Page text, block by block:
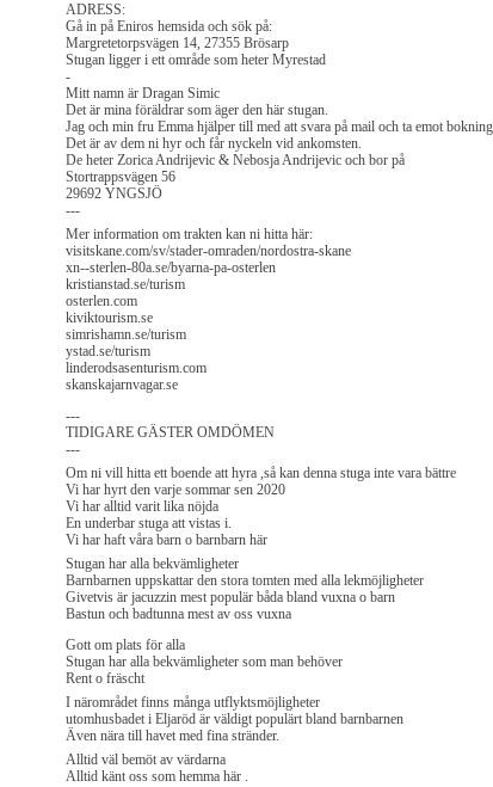
ADRESS:
Gå in på Eniros hemsida och sök på:
Margretetorpsvägen 14, 27355 Brösarp
Stugan ligger i ett område som heter Myrestad
-
Mitt namn är Dragan Simic
Det är mina föräldrar som äger den här stugan.
Jag och min fru Emma hjälper till med att svara på mail och ta emot
Det är av dem ni hyr och får nyckeln vid ankomsten.
De heter Zorica Andrijevic & Nebosja Andrijevic och bor på
Stortrappsvägen 56
29692 YNGSJÖ
---
Mer information om trakten kan ni hitta här:
visitskane.com/sv/stader-omraden/nordostra-skane
xn--sterlen-80a.se/byarna-pa-osterlen
kristianstad.se/turism
osterlen.com
kiviktourism.se
simrishamn.se/turism
ystad.se/turism
linderodsasenturism.com
skanskajarnvagar.se
---
TIDIGARE GÄSTER OMDÖMEN
---
Om ni vill hitta ett boende att hyra ,så kan denna stuga inte vara bättre
Vi har hyrt den varje sommar sen 2020
Vi har alltid varit lika nöjda
En underbar stuga att vistas i.
Vi har haft våra barn o barnbarn här
Stugan har alla bekvämligheter
Barnbarnen uppskattar den stora tomten med alla lekmöjligheter
Givetvis är jacuzzin mest populär båda bland vuxna o barn
Bastun och badtunna mest av oss vuxna
Gott om plats för alla
Stugan har alla bekvämligheter som man behöver
Rent o fräscht
I närområdet finns många utflyktsmöjligheter
utomhusbadet i Eljaröd är väldigt populärt bland barnbarnen
Även nära till havet med fina stränder.
Alltid väl bemöt av värdarna
Alltid känt oss som hemma här .